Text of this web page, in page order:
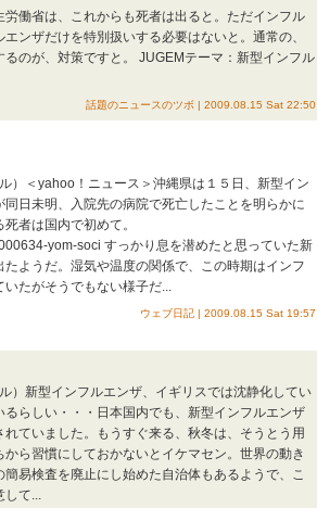
働省は、これからも死者は出ると。ただインフル
ンザだけを特別扱いする必要はないと。通常の、
のが、対策ですと。 JUGEMテーマ：新型インフル
話題のニュースのツボ | 2009.08.15 Sat 22:50
）＜yahoo！ニュース＞沖縄県は１５日、新型イン
日未明、入院先の病院で死亡したことを明らかに
者は国内で初めて。
yom-soci すっかり息を潜めたと思っていた新
ようだ。湿気や温度の関係で、この時期はインフ
たがそうでもない様子だ...
ウェブ日記 | 2009.08.15 Sat 19:57
）新型インフルエンザ、イギリスでは沈静化してい
らしい・・・日本国内でも、新型インフルエンザ
ていました。もうすぐ来る、秋冬は、そうとう用
ら習慣にしておかないとイケマセン。世界の動き
易検査を廃止にし始めた自治体もあるようで、こ
して...